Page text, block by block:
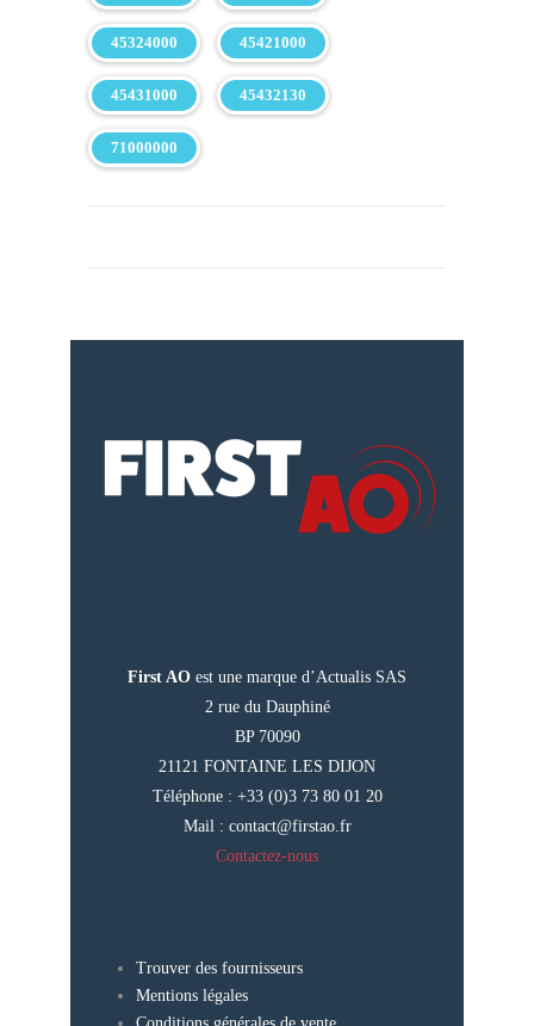
45324000 45421000
45431000 45432130
71000000
First AO est une marque d’Actualis SAS
2 rue du Dauphiné
BP 70090
21121 FONTAINE LES DIJON
Téléphone : +33 (0)3 73 80 01 20
Mail : contact@firstao.fr
Contactez-nous
Trouver des fournisseurs
Mentions légales